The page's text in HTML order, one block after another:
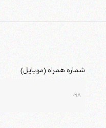
شماره همراه (موبایل)